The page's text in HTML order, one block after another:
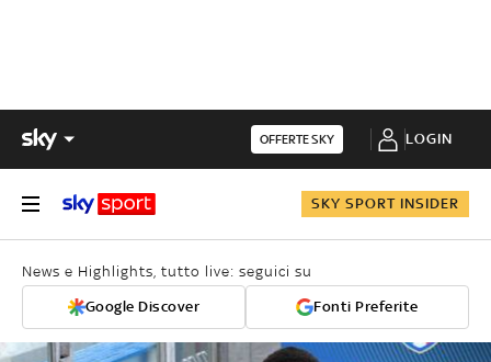
OFFERTE SKY LOGIN
SKY SPORT INSIDER
News e Highlights, tutto live: seguici su
Google Discover Fonti Preferite